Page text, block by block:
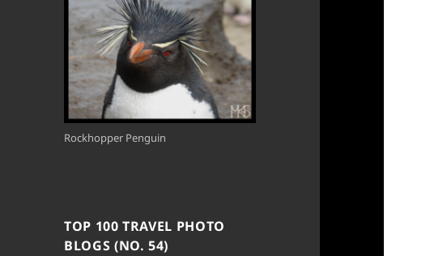
Rockhopper Penguin
TOP 100 TRAVEL PHOTO
BLOGS (NO. 54)